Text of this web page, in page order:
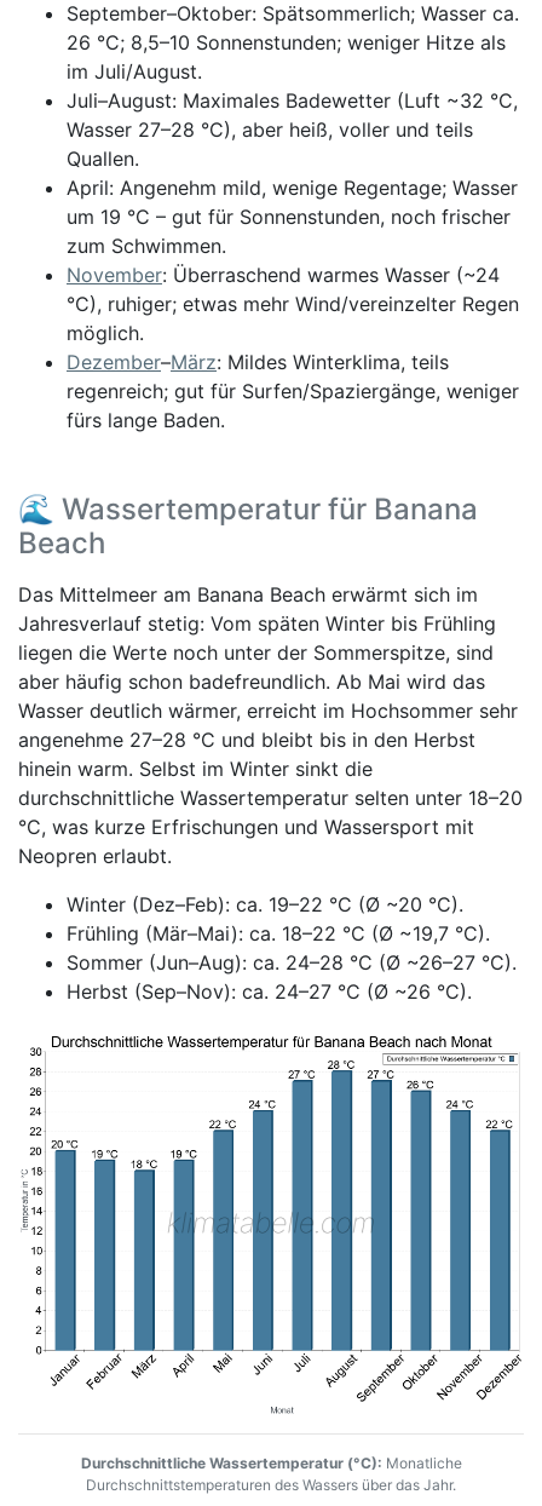
September–Oktober: Spätsommerlich; Wasser ca.
26 °C; 8,5–10 Sonnenstunden; weniger Hitze als
im Juli/August.
Juli–August: Maximales Badewetter (Luft ~32 °C,
Wasser 27–28 °C), aber heiß, voller und teils
Quallen.
April: Angenehm mild, wenige Regentage; Wasser
um 19 °C – gut für Sonnenstunden, noch frischer
zum Schwimmen.
November: Überraschend warmes Wasser (~24
°C), ruhiger; etwas mehr Wind/vereinzelter Regen
möglich.
Dezember–März: Mildes Winterklima, teils
regenreich; gut für Surfen/Spaziergänge, weniger
fürs lange Baden.
🌊 Wassertemperatur für Banana
Beach
Das Mittelmeer am Banana Beach erwärmt sich im
Jahresverlauf stetig: Vom späten Winter bis Frühling
liegen die Werte noch unter der Sommerspitze, sind
aber häufig schon badefreundlich. Ab Mai wird das
Wasser deutlich wärmer, erreicht im Hochsommer sehr
angenehme 27–28 °C und bleibt bis in den Herbst
hinein warm. Selbst im Winter sinkt die
durchschnittliche Wassertemperatur selten unter 18–20
°C, was kurze Erfrischungen und Wassersport mit
Neopren erlaubt.
Winter (Dez–Feb): ca. 19–22 °C (Ø ~20 °C).
Frühling (Mär–Mai): ca. 18–22 °C (Ø ~19,7 °C).
Sommer (Jun–Aug): ca. 24–28 °C (Ø ~26–27 °C).
Herbst (Sep–Nov): ca. 24–27 °C (Ø ~26 °C).
Durchschnittliche Wassertemperatur (°C): Monatliche
Durchschnittstemperaturen des Wassers über das Jahr.